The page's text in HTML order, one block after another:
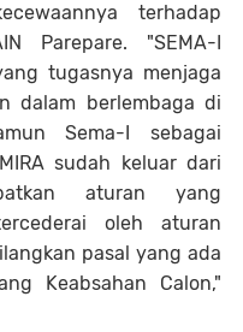
terhadap
Parepare. "SEMA-I
tugasnya menjaga
dalam berlembaga di
Sema-I sebagai
sudah keluar dari
aturan yang
oleh aturan
pasal yang ada
Keabsahan Calon,"